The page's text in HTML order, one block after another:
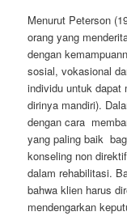
Menurut Peterson
orang yang
dengan
sosial, vokasional
individu untuk dapat
dirinya mandiri).
dengan cara
yang paling baik
konseling non
dalam rehabilitasi.
bahwa klien harus
mendengarkan